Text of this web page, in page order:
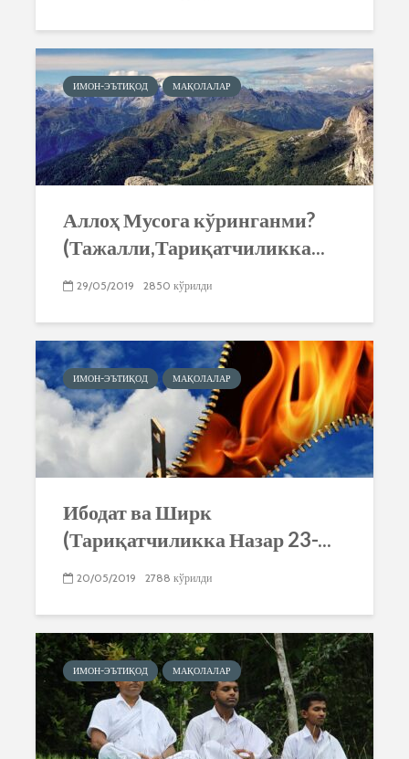
ИМОН-ЭЪТИҚОД МАҚОЛАЛАР
Аллоҳ Мусога кўринганми?
(Тажалли,Тариқатчиликка...
29/05/2019 2850 кўрилди
ИМОН-ЭЪТИҚОД МАҚОЛАЛАР
Ибодат ва Ширк
(Тариқатчиликка Назар 23-...
20/05/2019 2788 кўрилди
ИМОН-ЭЪТИҚОД МАҚОЛАЛАР